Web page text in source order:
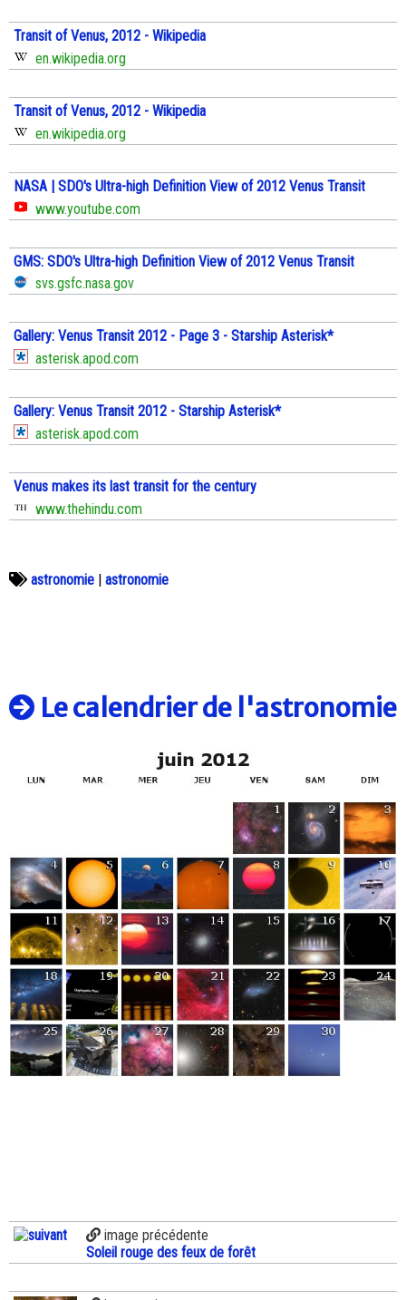
Transit of Venus, 2012 - Wikipedia
en.wikipedia.org
Transit of Venus, 2012 - Wikipedia
en.wikipedia.org
NASA | SDO's Ultra-high Definition View of 2012 Venus Transit
www.youtube.com
GMS: SDO's Ultra-high Definition View of 2012 Venus Transit
svs.gsfc.nasa.gov
Gallery: Venus Transit 2012 - Page 3 - Starship Asterisk*
asterisk.apod.com
Gallery: Venus Transit 2012 - Starship Asterisk*
asterisk.apod.com
Venus makes its last transit for the century
www.thehindu.com
astronomie astronomie
Le calendrier de l'astronomie
image précédente
Soleil rouge des feux de forêt